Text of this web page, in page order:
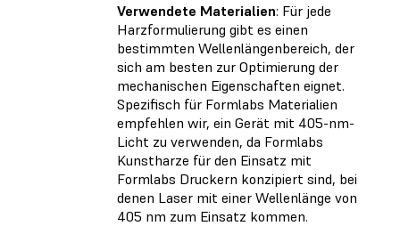
Verwendete Materialien: Für jede
Harzformulierung gibt es einen
bestimmten Wellenlängenbereich, der
sich am besten zur Optimierung der
mechanischen Eigenschaften eignet.
Spezifisch für Formlabs Materialien
empfehlen wir, ein Gerät mit 405-nm-
Licht zu verwenden, da Formlabs
Kunstharze für den Einsatz mit
Formlabs Druckern konzipiert sind, bei
denen Laser mit einer Wellenlänge von
405 nm zum Einsatz kommen.